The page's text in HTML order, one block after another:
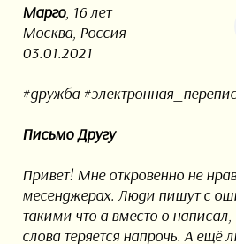
Марго, 16 лет
Москва, Россия
03.01.2021
#дружба
Письмо Другу
Привет! Мне откровенно не
месенджерах. Люди пишут с
такими что а вместо о
слова теряется напрочь. А ещё